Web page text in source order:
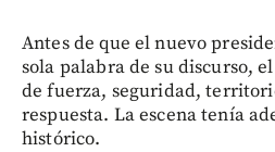
Antes de que el nuevo
sola palabra de su discurso,
de fuerza, seguridad,
respuesta. La escena tenía
histórico.